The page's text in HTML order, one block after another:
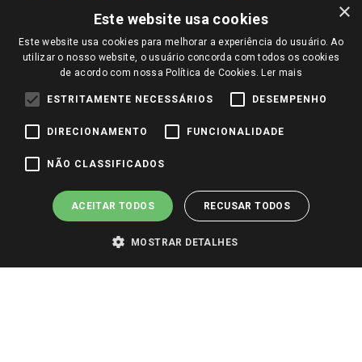
Perguntas frequentes
Trabalhe Conosco
Identidade Visual
Trocas e Devoluções
Redes Sociais
Pagamento e Segurança
×
Este website usa cookies
Este website usa cookies para melhorar a experiência do usuário. Ao
utilizar o nosso website, o usuário concorda com todos os cookies
de acordo com nossa Política de Cookies. Ler mais
ESTRITAMENTE NECESSÁRIOS DESEMPENHO
DIRECIONAMENTO FUNCIONALIDADE
NÃO CLASSIFICADOS
ACEITAR TODOS RECUSAR TODOS
MOSTRAR DETALHES